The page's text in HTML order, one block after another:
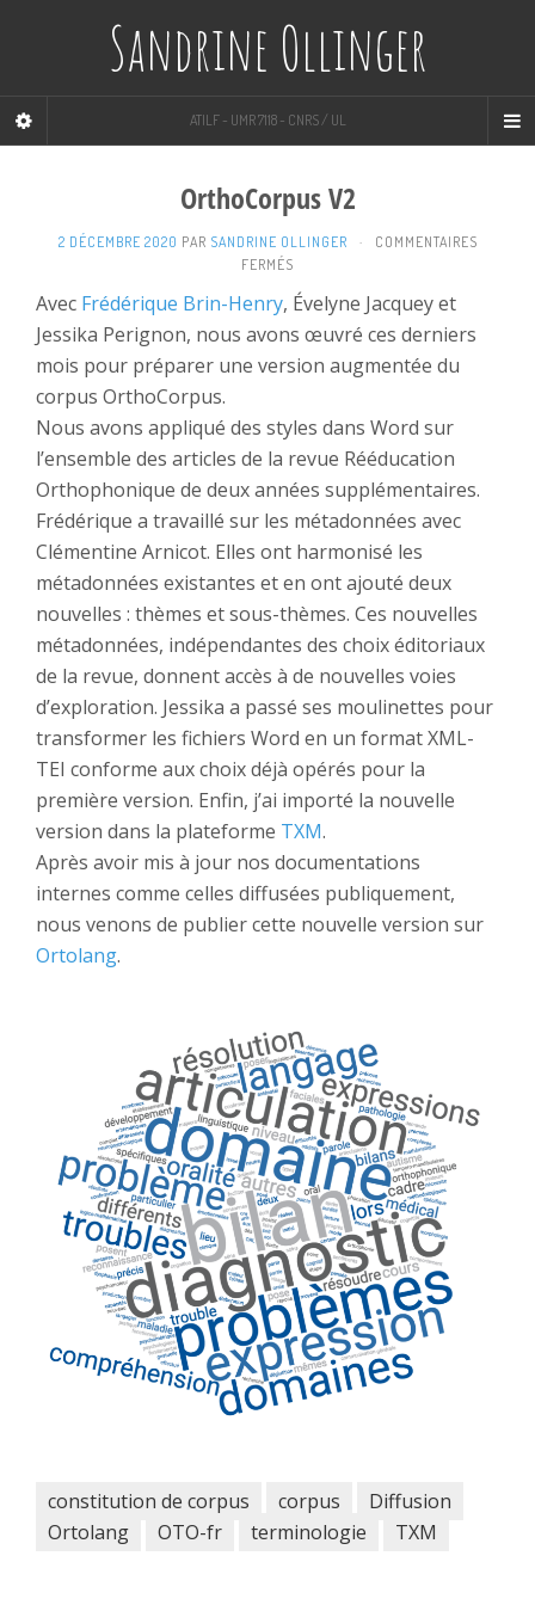
Sandrine Ollinger
ATILF - UMR 7118 - CNRS / UL
OrthoCorpus V2
2 DÉCEMBRE 2020 PAR SANDRINE OLLINGER ·
COMMENTAIRES
FERMÉS
V2
Avec Frédérique Brin-Henry, Évelyne Jacquey et
Jessika Perignon, nous avons œuvré ces derniers
mois pour préparer une version augmentée du
corpus OrthoCorpus.
Nous avons appliqué des styles dans Word sur
l’ensemble des articles de la revue Rééducation
Orthophonique de deux années supplémentaires.
Frédérique a travaillé sur les métadonnées avec
Clémentine Arnicot. Elles ont harmonisé les
métadonnées existantes et en ont ajouté deux
nouvelles : thèmes et sous-thèmes. Ces nouvelles
métadonnées, indépendantes des choix éditoriaux
de la revue, donnent accès à de nouvelles voies
d’exploration. Jessika a passé ses moulinettes pour
transformer les fichiers Word en un format XML-
TEI conforme aux choix déjà opérés pour la
première version. Enfin, j’ai importé la nouvelle
version dans la plateforme TXM.
Après avoir mis à jour nos documentations
internes comme celles diffusées publiquement,
nous venons de publier cette nouvelle version sur
Ortolang.
constitution de corpus corpus
Diffusion
Ortolang
OTO-fr terminologie TXM